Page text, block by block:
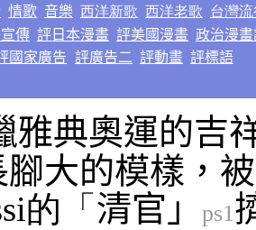
情歌 音樂 西洋新歌 西洋老歌 台灣
宣傳 評日本漫畫 評美國漫畫 政治漫
國家廣告 評廣告二 評動畫 評標語
雅典奧運的吉
腳大的模樣，
的「 清官 」 ps1